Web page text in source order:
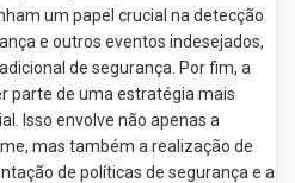
um papel crucial na detecção
e outros eventos indesejados,
de segurança. Por fim, a
parte de uma estratégia mais
Isso envolve não apenas a
mas também a realização de
de políticas de segurança e a